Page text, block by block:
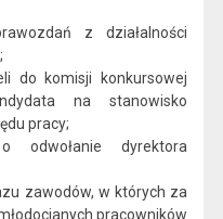
z działalności
do komisji konkursowej
na stanowisko
pracy;
odwołanie dyrektora
zawodów, w których za
pracowników